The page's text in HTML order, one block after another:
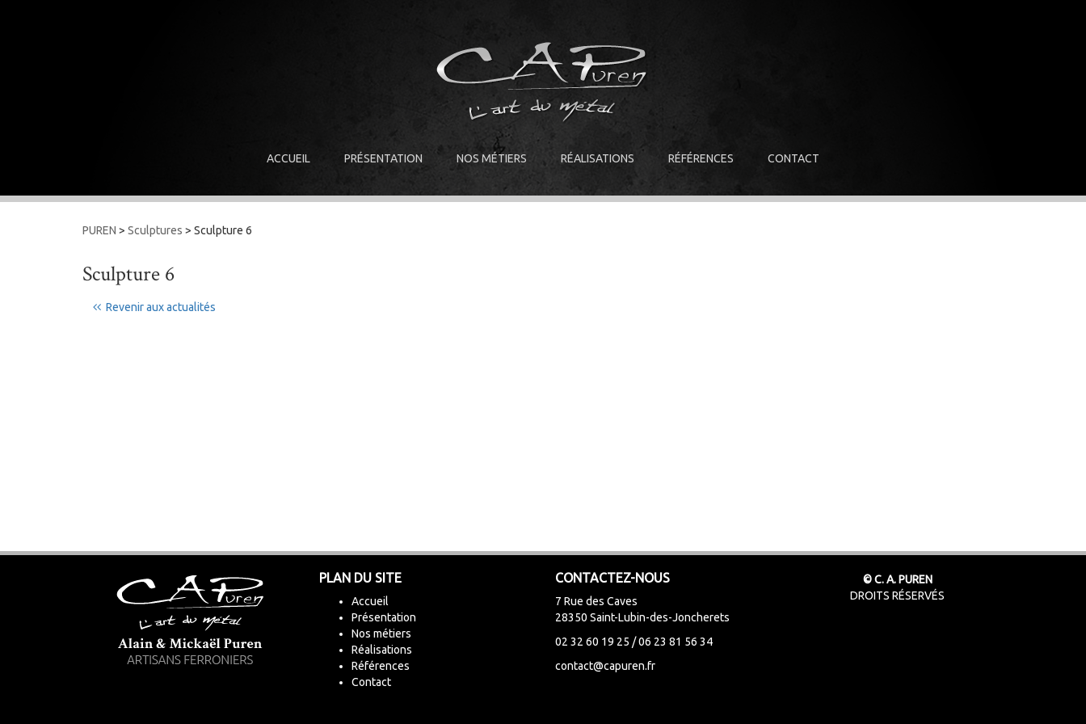
ACCUEIL PRÉSENTATION NOS MÉTIERS RÉALISATIONS RÉFÉRENCES CONTACT
PUREN > Sculptures > Sculpture 6
Sculpture 6
Revenir aux actualités
PLAN DU SITE
Accueil
Présentation
Nos métiers
Réalisations
Références
Contact
CONTACTEZ-NOUS
7 Rue des Caves
28350 Saint-Lubin-des-Joncherets
02 32 60 19 25 / 06 23 81 56 34
contact@capuren.fr
© C. A. PUREN
DROITS RÉSERVÉS